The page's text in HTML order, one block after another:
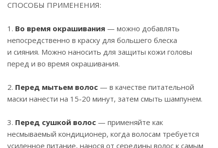
СПОСОБЫ ПРИМЕНЕНИЯ:
1. Во время окрашивания — можно добавлять
непосредственно в краску для большего блеска
и сияния. Можно наносить для защиты кожи головы
перед и во время окрашивания.
2. Перед мытьем волос — в качестве питательной
маски нанести на 15-20 минут, затем смыть шампунем.
3. Перед сушкой волос — применяйте как
несмываемый кондиционер, когда волосам требуется
усиленное питание, нанося от середины волос к самым